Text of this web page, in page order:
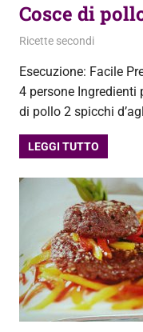
Cosce di
8 Novembre 2013
admin
Ricette secondi
Esecuzione: Facile
4 persone Ingredienti
di pollo 2 spicchi
LEGGI TUTTO